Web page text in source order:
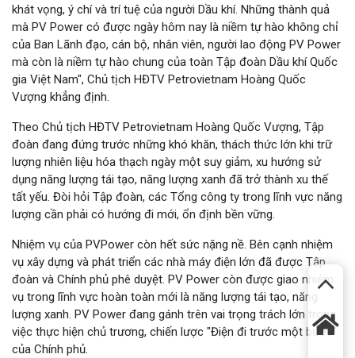
khát vọng, ý chí và trí tuệ của người Dầu khí. Những thành quả
mà PV Power có được ngày hôm nay là niềm tự hào không chỉ
của Ban Lãnh đạo, cán bộ, nhân viên, người lao động PV Power
mà còn là niềm tự hào chung của toàn Tập đoàn Dầu khí Quốc
gia Việt Nam", Chủ tịch HĐTV Petrovietnam Hoàng Quốc
Vượng khẳng định.
Theo Chủ tịch HĐTV Petrovietnam Hoàng Quốc Vượng, Tập
đoàn đang đứng trước những khó khăn, thách thức lớn khi trữ
lượng nhiên liệu hóa thạch ngày một suy giảm, xu hướng sử
dụng năng lượng tái tạo, năng lượng xanh đã trở thành xu thế
tất yếu. Đòi hỏi Tập đoàn, các Tổng công ty trong lĩnh vực năng
lượng cần phải có hướng đi mới, ổn định bền vững.
Nhiệm vụ của PVPower còn hết sức nặng nề. Bên cạnh nhiệm
vụ xây dựng và phát triển các nhà máy điện lớn đã được Tập
đoàn và Chính phủ phê duyệt. PV Power còn được giao nhiệm
vụ trong lĩnh vực hoàn toàn mới là năng lượng tái tạo, năng
lượng xanh. PV Power đang gánh trên vai trọng trách lớn trong
việc thực hiện chủ trương, chiến lược "Điện đi trước một bước”
của Chính phủ.